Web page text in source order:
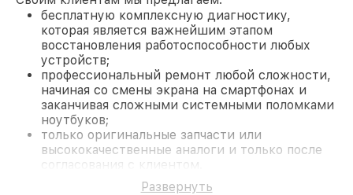
бесплатную комплексную диагностику,
которая является важнейшим этапом
восстановления работоспособности любых
устройств;
профессиональный ремонт любой сложности,
начиная со смены экрана на смартфонах и
заканчивая сложными системными поломками
ноутбуков;
только оригинальные запчасти или
высококачественные аналоги и только после
согласования с клиентом.
На все работы и замененные комплектующие
Развернуть